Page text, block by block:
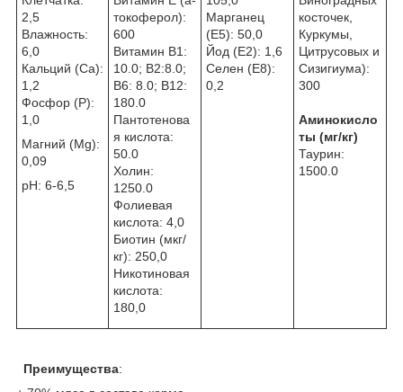
2,5
Влажность:
6,0
Кальций (Са):
1,2
Фосфор (P):
1,0
Магний (Mg):
0,09
pH: 6-6,5
токоферол):
600
Витамин В1:
10.0; B2:8.0;
B6: 8.0; B12:
180.0
Пантотенова
я кислота:
50.0
Холин:
1250.0
Фолиевая
кислота: 4,0
Биотин (мкг/
кг): 250,0
Никотиновая
кислота:
180,0
Марганец
(E5): 50,0
Йод (E2): 1,6
Селен (E8):
0,2
косточек,
Куркумы,
Цитрусовых и
Сизигиума):
300
Аминокисло
ты (мг/кг)
Таурин:
1500.0
Преимущества: